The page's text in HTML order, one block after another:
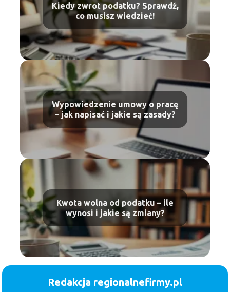
Kiedy zwrot podatku? Sprawdź,
co musisz wiedzieć!
Wypowiedzenie umowy o pracę
– jak napisać i jakie są zasady?
Kwota wolna od podatku – ile
wynosi i jakie są zmiany?
Redakcja regionalnefirmy.pl